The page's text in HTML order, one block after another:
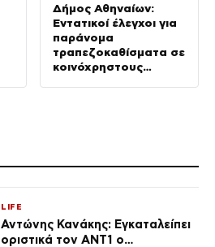
Δήμος Αθηναίων:
Εντατικοί έλεγχοι για
παράνομα
τραπεζοκαθίσματα σε
κοινόχρηστους
LIFE
Αντώνης Κανάκης: Εγκαταλείπει
οριστικά τον ΑΝΤ1 ο